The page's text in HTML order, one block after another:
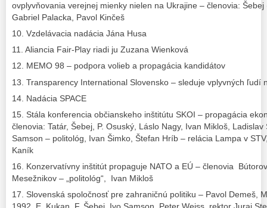
ovplyvňovania verejnej mienky nielen na Ukrajine – členovia:
Gabriel Palacka, Pavol Kinčeš
10. Vzdelávacia nadácia Jána Husa
11. Aliancia Fair-Play riadi ju Zuzana Wienková
12. MEMO 98 – podpora volieb a propagácia kandidátov
13. Transparency International Slovensko – sleduje vplyvných ľudí
14. Nadácia SPACE
15. Stála konferencia občianskeho inštitútu SKOI – propagácia
členovia: Tatár, Šebej, P. Osuský, Láslo Nagy, Ivan Mikloš,
Samson – politológ, Ivan Šimko, Štefan Hríb – relácia Lampa v
Kaník
16. Konzervatívny inštitút propaguje NATO a EÚ – členovia
Mesežnikov – „politológ“, Ivan Mikloš
17. Slovenská spoločnosť pre zahraničnú politiku – Pavol Demeš,